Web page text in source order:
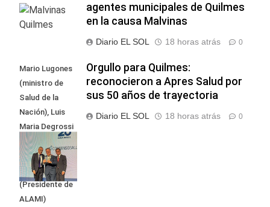
agentes municipales de Quilmes
en la causa Malvinas
Diario EL SOL 18 horas atrás 0
Mario Lugones
(ministro de
Salud de la
Nación), Luis
Maria Degrossi
(Presidente de
Apres Salud) y
Cristian Mazza
(Presidente de
ALAMI)
Orgullo para Quilmes:
reconocieron a Apres Salud por
sus 50 años de trayectoria
Diario EL SOL 18 horas atrás 0